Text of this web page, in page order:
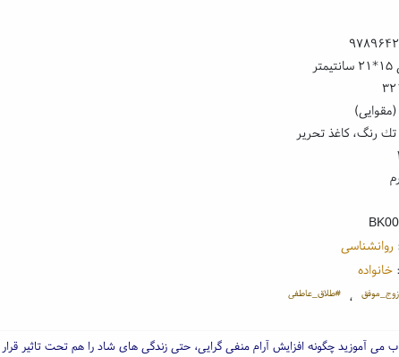
رنگ، کاغذ تحریر
روانشناسی
خانواده
، #طلاق_عاطفی
می آموزید چگونه افزایش آرام منفی گرایی، حتی زندگی های شاد را هم تحت تاثیر قرار